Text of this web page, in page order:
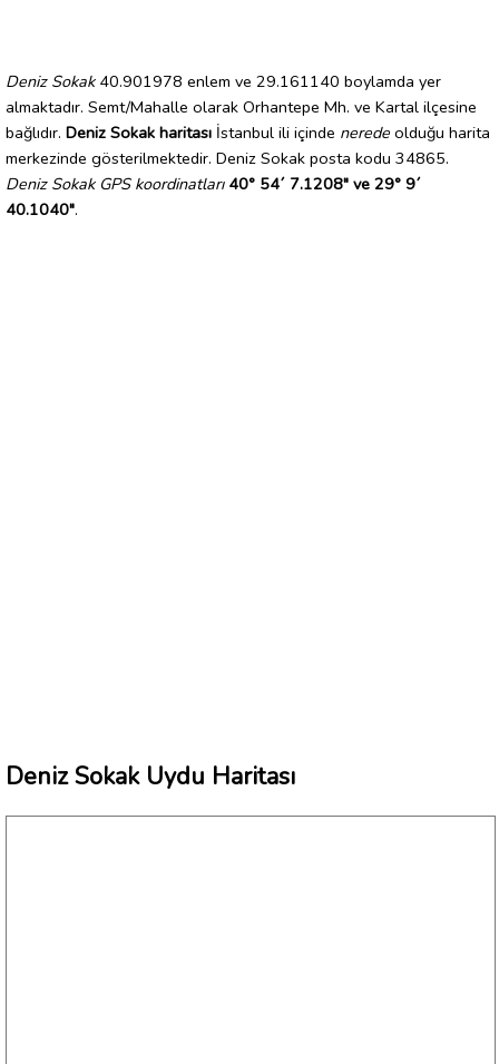
Deniz Sokak40.901978 enlem ve 29.161140 boylamda yer
almaktadır. Semt/Mahalle olarak Orhantepe Mh. ve Kartal ilçesine
bağlıdır. Deniz Sokak haritası İstanbul ili içinde nerede olduğu harita
merkezinde gösterilmektedir. Deniz Sokak posta kodu 34865.
Deniz Sokak GPS koordinatları 40° 54´ 7.1208" ve 29° 9´
40.1040".
Deniz Sokak Uydu Haritası